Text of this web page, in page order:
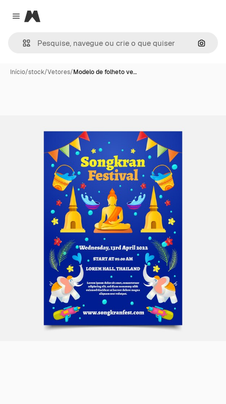
Close menu
Magnific
Início/stock/Vetores/Modelo de folheto ve…